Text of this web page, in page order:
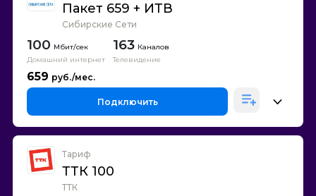
Пакет 659 + ИТВ
Сибирские Сети
100
Домашний интернет
163 Каналов
Телевидение
659
Подключить
Тариф
ТТК 100
ТТК